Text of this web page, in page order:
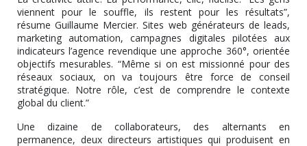
viennent pour le souffle, ils restent pour les résultats”,
résume Guillaume Mercier. Sites web générateurs de leads,
marketing automation, campagnes digitales pilotées aux
indicateurs l’agence revendique une approche 360°, orientée
objectifs mesurables. “Même si on est missionné pour des
réseaux sociaux, on va toujours être force de conseil
stratégique. Notre rôle, c’est de comprendre le contexte
global du client.”
Une dizaine de collaborateurs, des alternants en
permanence, deux directeurs artistiques qui produisent en